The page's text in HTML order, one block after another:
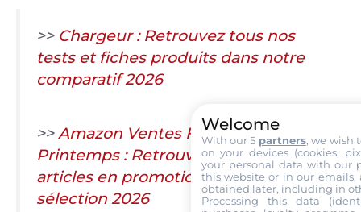
>> Chargeur : Retrouvez tous nos
tests et fiches produits dans notre
comparatif 2026
>>Amazon Ventes Flash de
Printemps : Retrouvez tous nos
articles en promotion dans notre
sélection 2026
Welcome
With our 5 partners, we wish
on your devices (cookies,
your personal data with our
this website or in our emails,
obtained later, including in
Processing this data